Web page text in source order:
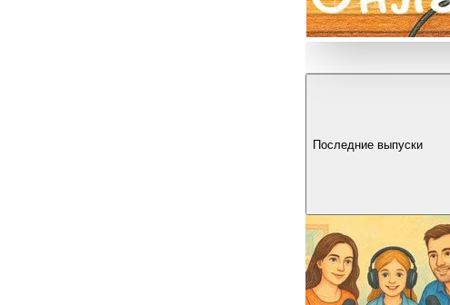
Последние выпуски